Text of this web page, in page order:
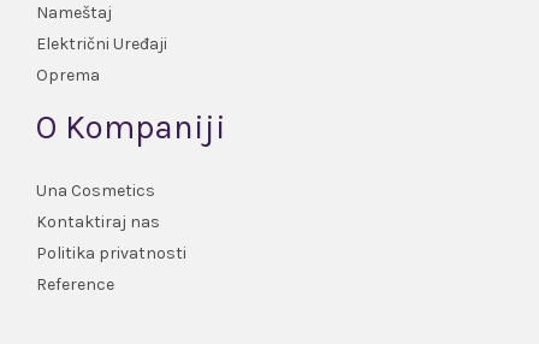
Nameštaj
Električni Uređaji
Oprema
O Kompaniji
Una Cosmetics
Kontaktiraj nas
Politika privatnosti
Reference